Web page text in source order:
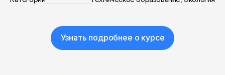
Узнать подробнее о курсе